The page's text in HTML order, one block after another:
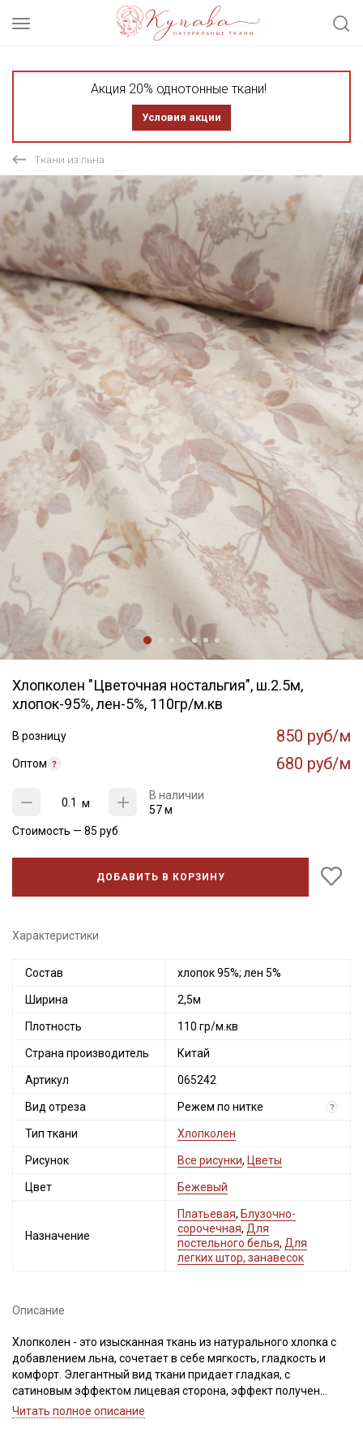
Акция 20% однотонные ткани!
Условия акции
Ткани из льна
Хлопколен "Цветочная ностальгия", ш.2.5м,
хлопок-95%, лен-5%, 110гр/м.кв
В розницу 850 руб/м
Оптом 680 руб/м
м
В наличии
57 м
Стоимость — 85 руб
ДОБАВИТЬ В КОРЗИНУ
Характеристики
Состав хлопок 95%; лен 5%
Ширина 2,5м
Плотность 110 гр/м.кв
Страна производитель Китай
Артикул 065242
Вид отреза Режем по нитке ?
Тип ткани Хлопколен
Рисунок Все рисунки, Цветы
Цвет Бежевый
Назначение
Платьевая, Блузочно-
сорочечная, Для
постельного белья, Для
легких штор, занавесок
Описание
Хлопколен - это изысканная ткань из натурального хлопка с
добавлением льна, сочетает в себе мягкость, гладкость и
комфорт. Элегантный вид ткани придает гладкая, с
сатиновым эффектом лицевая сторона, эффект получен
благодаря новым технологиям при производстве тканей,
Читать полное описание